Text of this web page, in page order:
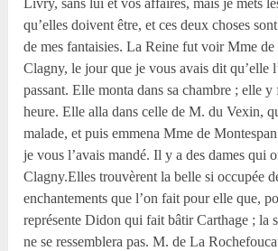
Livry, sans lui et vos affaires, mais je mets
qu’elles doivent être, et ces deux choses
de mes fantaisies. La Reine fut voir Mme de
Clagny, le jour que je vous avais dit qu’elle
passant. Elle monta dans sa chambre ; elle
heure. Elle alla dans celle de M. du Vexin,
malade, et puis emmena Mme de
je vous l’avais mandé. Il y a des dames qui
Clagny.Elles trouvèrent la belle si occupée
enchantements que l’on fait pour elle que,
représente Didon qui fait bâtir Carthage ; la
ne se ressemblera pas. M. de La